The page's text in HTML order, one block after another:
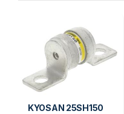
KYOSAN 25SH150